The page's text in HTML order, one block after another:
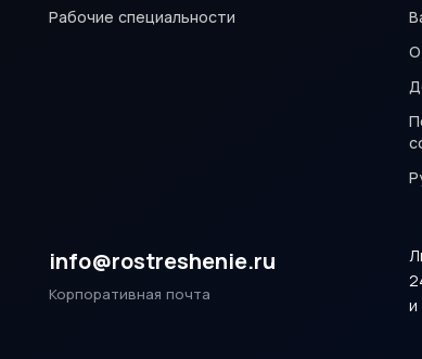
Рабочие специальности
info@rostreshenie.ru
Корпоративная почта
и